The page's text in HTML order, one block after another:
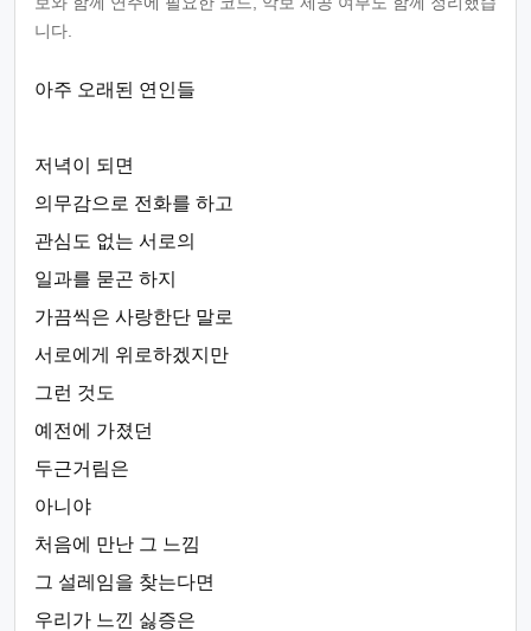
니다.
아주 오래된 연인들
저녁이 되면
의무감으로 전화를 하고
관심도 없는 서로의
일과를 묻곤 하지
가끔씩은 사랑한단 말로
서로에게 위로하겠지만
그런 것도
예전에 가졌던
두근거림은
아니야
처음에 만난 그 느낌
그 설레임을 찾는다면
우리가 느낀 싫증은